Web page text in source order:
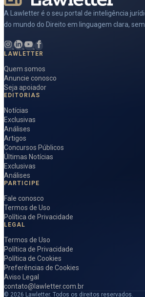
A Lawletter é o seu portal de inteligência
do mundo do Direito em linguagem clara,
LAWLETTER
Quem somos
Anuncie conosco
Seja apoiador
EDITORIAS
Notícias
Exclusivas
Análises
Artigos
Concursos Públicos
Últimas Notícias
Exclusivas
Análises
PARTICIPE
Fale conosco
Termos de Uso
Política de Privacidade
LEGAL
Termos de Uso
Política de Privacidade
Política de Cookies
Preferências de Cookies
Aviso Legal
contato@lawletter.com.br
© 2026 Lawletter. Todos os direitos reservados.